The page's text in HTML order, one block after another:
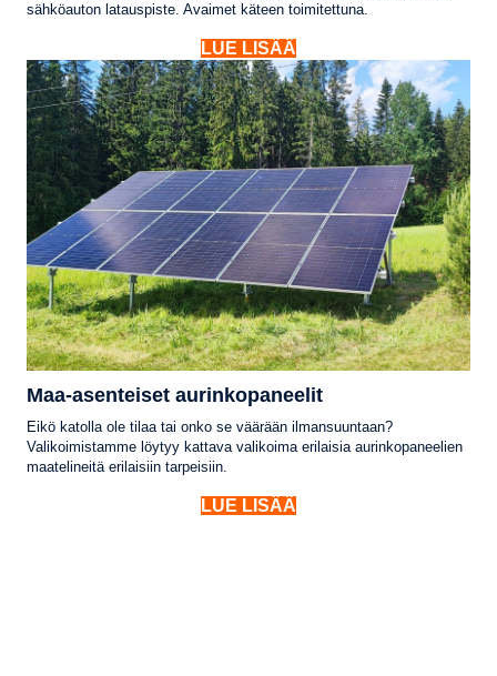
sähköauton latauspiste. Avaimet käteen toimitettuna.
LUE LISÄÄ
Maa-asenteiset aurinkopaneelit
Eikö katolla ole tilaa tai onko se väärään ilmansuuntaan?
Valikoimistamme löytyy kattava valikoima erilaisia aurinkopaneelien
maatelineitä erilaisiin tarpeisiin.
LUE LISÄÄ